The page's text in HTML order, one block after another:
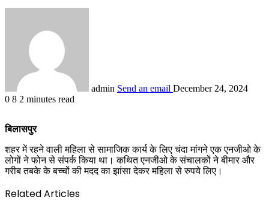
admin Send an email December 24, 2024
0 8 2 minutes read
बिलासपुर
शहर में रहने वाली महिला से सामाजिक कार्य के लिए चंदा मांगने एक एनजीओ के
लोगों ने फोन से संपर्क किया था। कथित एनजीओ के संचालकों ने बीमार और
गरीब तबके के बच्चों की मदद का झांसा देकर महिला से रुपये लिए।
Related Articles